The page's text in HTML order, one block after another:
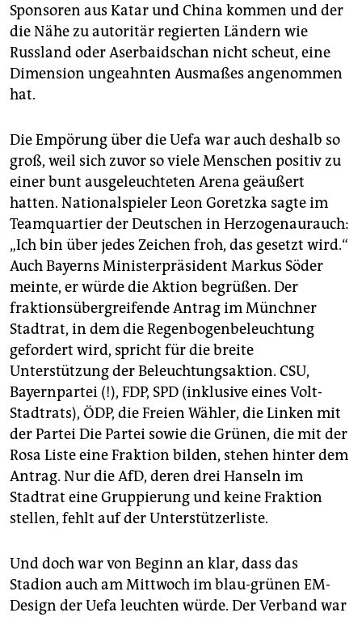
Sponsoren aus Katar und China kommen und der
die Nähe zu autoritär regierten Ländern wie
Russland oder Aserbaidschan nicht scheut, eine
Dimension ungeahnten Ausmaßes angenommen
hat.
Die Empörung über die Uefa war auch deshalb so
groß, weil sich zuvor so viele Menschen positiv zu
einer bunt ausgeleuchteten Arena geäußert
hatten. Nationalspieler Leon Goretzka sagte im
Teamquartier der Deutschen in Herzogenaurauch:
„Ich bin über jedes Zeichen froh, das gesetzt wird.“
Auch Bayerns Ministerpräsident Markus Söder
meinte, er würde die Aktion begrüßen. Der
fraktionsübergreifende Antrag im Münchner
Stadtrat, in dem die Regenbogenbeleuchtung
gefordert wird, spricht für die breite
Unterstützung der Beleuchtungsaktion. CSU,
Bayernpartei (!), FDP, SPD (inklusive eines Volt-
Stadtrats), ÖDP, die Freien Wähler, die Linken mit
der Partei Die Partei sowie die Grünen, die mit der
Rosa Liste eine Fraktion bilden, stehen hinter dem
Antrag. Nur die AfD, deren drei Hanseln im
Stadtrat eine Gruppierung und keine Fraktion
stellen, fehlt auf der Unterstützerliste.
Und doch war von Beginn an klar, dass das
Stadion auch am Mittwoch im blau-grünen EM-
Design der Uefa leuchten würde. Der Verband war